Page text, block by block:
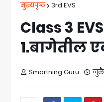
मुख्यपृष्ठ 3rd EVS
Class 3
1.बागेतील
Smartning Guru जुलै